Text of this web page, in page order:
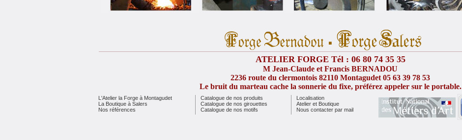
ATELIER FORGE Tél : 06 80 74 35 35
M Jean-Claude et Francis BERNADOU
2236 route du clermontois 82110 Montagudet 05 63 39 78 53
Le bruit du marteau cache la sonnerie du fixe, préférez appeler sur le portable.
L'Atelier la Forge à Montagudet
La Boutique à Salers
Nos références
Catalogue de nos produits
Catalogue de nos girouettes
Catalogue de nos motifs
Localisation
Atelier et Boutique
Nous contacter par mail